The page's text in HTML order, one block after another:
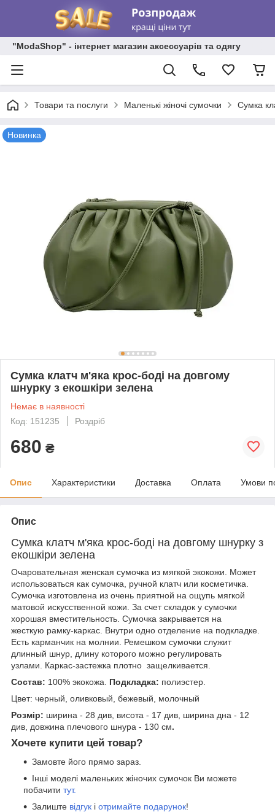
"ModaShop" - інтернет магазин аксессуарів та одягу
Товари та послуги Маленькі жіночі сумочки Сумка
Новинка
Сумка клатч м'яка крос-боді на довгому
шнурку з екошкіри зелена
Немає в наявності
Код: 151235
Роздріб
680 ₴
Опис Характеристики Доставка Оплата Умови
Опис
Сумка клатч м'яка крос-боді на довгому шнурку з
екошкіри зелена
Очаровательная женская сумочка из мягкой экокожи. Может
использоваться как сумочка, ручной клатч или косметичка.
Сумочка изготовлена из очень приятной на ощупь мягкой
матовой искусственной кожи. За счет складок у сумочки
хорошая вместительность. Сумочка закрывается на
жесткую рамку-каркас. Внутри одно отделение на подкладке.
Есть карманчик на молнии. Ремешком сумочки служит
длинный шнур, длину которого можно регулировать
узлами. Каркас-застежка плотно защелкивается.
Состав: 100% экокожа. Подкладка: полиэстер.
Цвет: черный, оливковый, бежевый, молочный
Розмір: ширина - 28 див, висота - 17 див, ширина дна - 12
див, довжина плечового шнура - 130 см.
Хочете купити цей товар?
Замовте його прямо зараз.
Інші моделі маленьких жіночих сумочок Ви можете
побачити тут.
Залиште відгук і отримайте подарунок!